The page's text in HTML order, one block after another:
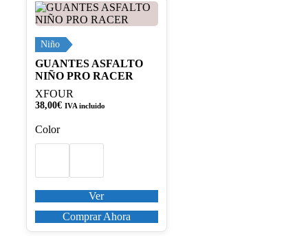
Niño
GUANTES ASFALTO
NIÑO PRO RACER
XFOUR
38,00€ IVA incluido
Color
Ver
Este
producto
múltiples
variantes.
Las
opciones
se
pueden
en
la
producto
Comprar Ahora